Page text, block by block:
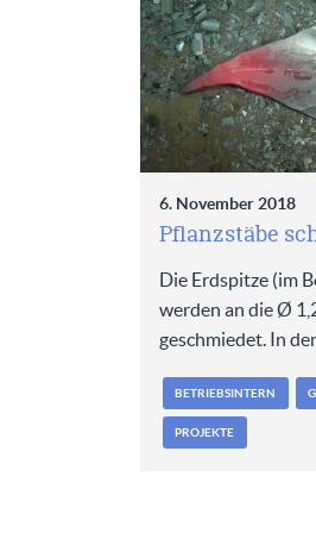
6. November 2018
Pflanzstäbe
Die Erdspitze (im
werden an die Ø
geschmiedet. In
BETRIEBSINTERN
PROJEKTE